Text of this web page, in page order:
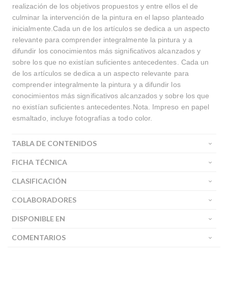
realización de los objetivos propuestos y entre ellos el de
culminar la intervención de la pintura en el lapso planteado
inicialmente.Cada un de los artículos se dedica a un aspecto
relevante para comprender integralmente la pintura y a
difundir los conocimientos más significativos alcanzados y
sobre los que no existían suficientes antecedentes. Cada un
de los artículos se dedica a un aspecto relevante para
comprender integralmente la pintura y a difundir los
conocimientos más significativos alcanzados y sobre los que
no existían suficientes antecedentes.Nota. Impreso en papel
esmaltado, incluye fotografías a todo color.
TABLA DE CONTENIDOS
FICHA TÉCNICA
CLASIFICACIÓN
COLABORADORES
DISPONIBLE EN
COMENTARIOS